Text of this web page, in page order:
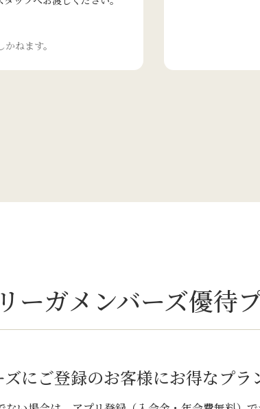
ねます。
ーガメンバーズ優待
にご登録のお客様にお得なプラ